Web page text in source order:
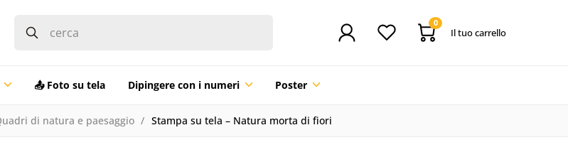
0
Il tuo carrello
📤 Foto su tela Dipingere con i numeri Poster
di natura e paesaggio Stampa su tela – Natura morta di fiori